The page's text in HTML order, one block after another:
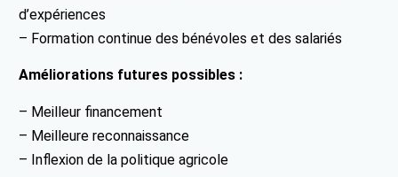
d’expériences
– Formation continue des bénévoles et des salariés
Améliorations futures possibles :
– Meilleur financement
– Meilleure reconnaissance
– Inflexion de la politique agricole